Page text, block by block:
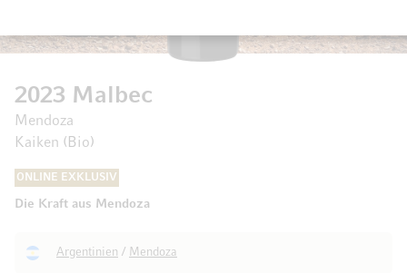
2023 Malbec
Mendoza
Kaiken (Bio)
ONLINE EXKLUSIV
Die Kraft aus Mendoza
Argentinien / Mendoza